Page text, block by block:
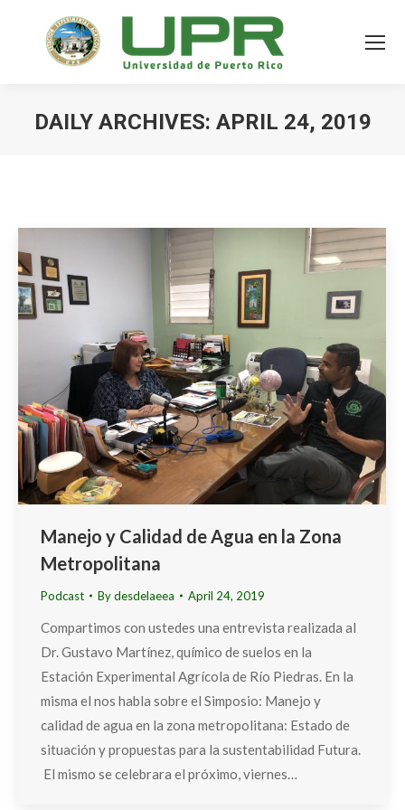
DAILY ARCHIVES: APRIL 24, 2019
Manejo y Calidad de Agua en la Zona
Metropolitana
Podcast Bydesdelaeea April 24, 2019
Compartimos con ustedes una entrevista realizada al
Dr. Gustavo Martínez, químico de suelos en la
Estación Experimental Agrícola de Río Piedras. En la
misma el nos habla sobre el Simposio: Manejo y
calidad de agua en la zona metropolitana: Estado de
situación y propuestas para la sustentabilidad Futura.
El mismo se celebrara el próximo, viernes…